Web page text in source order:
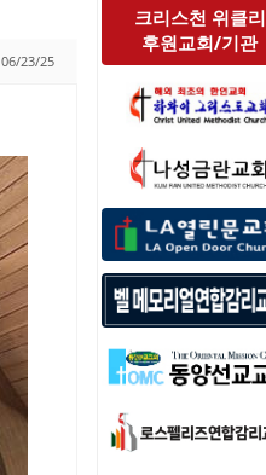
06/23/25
크리스천 위클리
후원교회/기관